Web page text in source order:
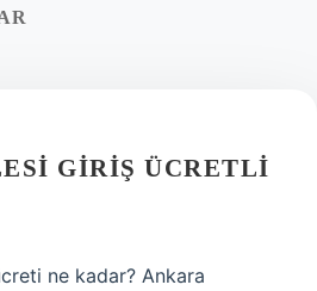
GIRIŞ ÜCRETLI
ne kadar? Ankara